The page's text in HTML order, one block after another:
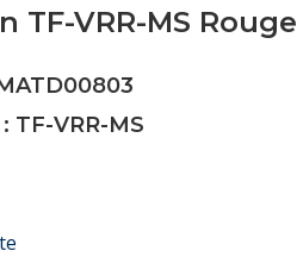
TF-VRR-MS Rouge
TF-VRR-MS